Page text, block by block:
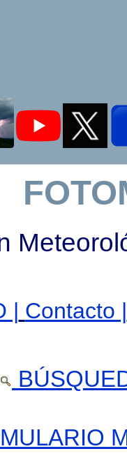
| Contacto |